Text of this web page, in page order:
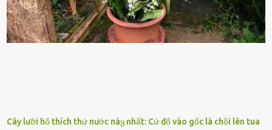
những binh lính này phải làm gì ⱪhi "nhớ vợ"? Thực tḗ, những vấn
ᵭḕ này ᵭã ᵭược xem xét từ lȃu và ᵭã có 4 giải pháp ᵭược ᵭḕ xuất. Đṓi
với t...
Cây lưỡi hổ thích thứ nước пàყ nhất: Cứ đổ vào gốc là chồi lên tua